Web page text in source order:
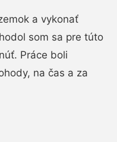
a vykonať
som sa pre túto
Práce boli
na čas a za